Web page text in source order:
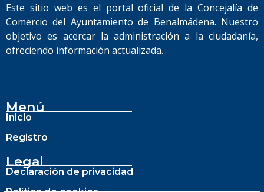
Este sitio web es el portal oficial de la Concejalía de
Comercio del Ayuntamiento de Benalmádena. Nuestro
objetivo es acercar la administración a la ciudadanía,
ofreciendo información actualizada.
Menú
Inicio
Registro
Legal
Declaración de privacidad